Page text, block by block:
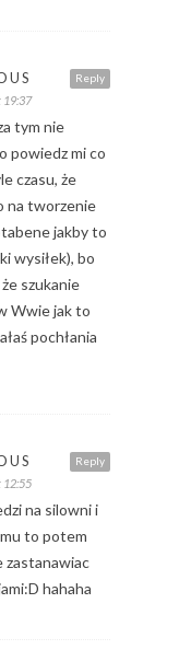
Reply
19:37
tym nie
powiedz mi co
czasu, że
na tworzenie
jakby to
wysiłek), bo
szukanie
Wwie jak to
pochłania
Reply
12:55
na silowni i
to potem
zastanawiac
hahaha